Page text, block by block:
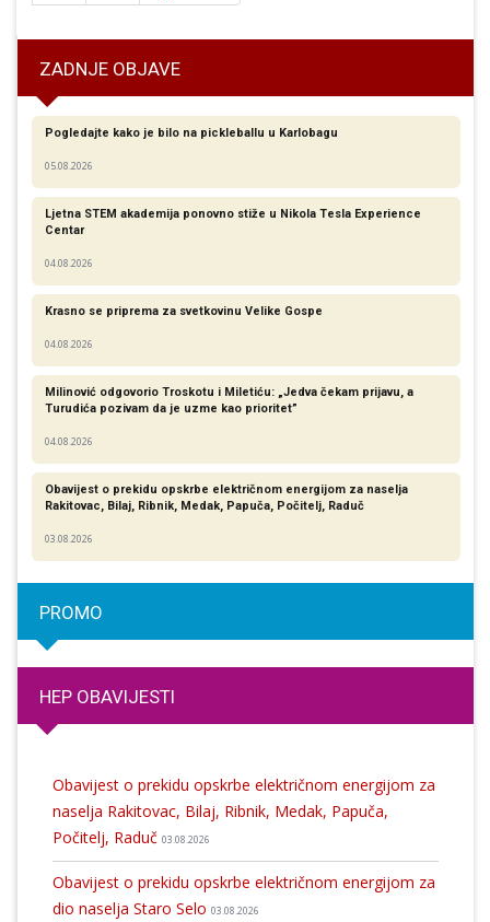
ZADNJE OBJAVE
Pogledajte kako je bilo na pickleballu u Karlobagu
05.08.2026
Ljetna STEM akademija ponovno stiže u Nikola Tesla Experience
Centar
04.08.2026
Krasno se priprema za svetkovinu Velike Gospe
04.08.2026
Milinović odgovorio Troskotu i Miletiću: „Jedva čekam prijavu, a
Turudića pozivam da je uzme kao prioritet”
04.08.2026
Obavijest o prekidu opskrbe električnom energijom za naselja
Rakitovac, Bilaj, Ribnik, Medak, Papuča, Počitelj, Raduč
03.08.2026
PROMO
HEP OBAVIJESTI
Obavijest o prekidu opskrbe električnom energijom za
naselja Rakitovac, Bilaj, Ribnik, Medak, Papuča,
Počitelj, Raduč 03.08.2026
Obavijest o prekidu opskrbe električnom energijom za
dio naselja Staro Selo 03.08.2026